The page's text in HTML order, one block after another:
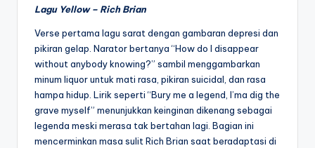
Lagu Yellow – Rich Brian
Verse pertama lagu sarat dengan gambaran depresi dan
pikiran gelap. Narator bertanya “How do I disappear
without anybody knowing?” sambil menggambarkan
minum liquor untuk mati rasa, pikiran suicidal, dan rasa
hampa hidup. Lirik seperti “Bury me a legend, I’ma dig the
grave myself” menunjukkan keinginan dikenang sebagai
legenda meski merasa tak bertahan lagi. Bagian ini
mencerminkan masa sulit Rich Brian saat beradaptasi di